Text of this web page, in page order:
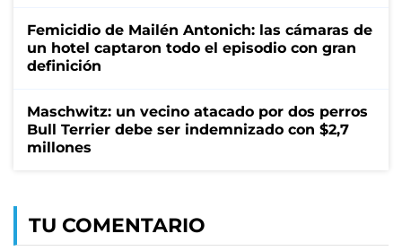
Femicidio de Mailén Antonich: las cámaras de
un hotel captaron todo el episodio con gran
definición
Maschwitz: un vecino atacado por dos perros
Bull Terrier debe ser indemnizado con $2,7
millones
TU COMENTARIO